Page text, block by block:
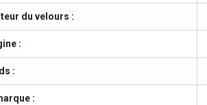
du velours :
:
:
: